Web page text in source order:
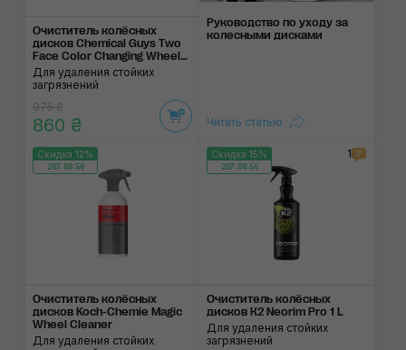
Очиститель колёсных
дисков Chemical Guys Two
Face Color Changing Wheel
Cleaner
Для удаления стойких
загрязнений
975 ₴
860 ₴
Руководство по уходу за
колесными дисками
Читать статью
Скидка 12%
207:08:56
Очиститель колёсных
дисков Koch-Chemie Magic
Wheel Cleaner
Для удаления стойких
Скидка 15%
207:08:56
1
Очиститель колёсных
дисков К2 Neorim Pro 1 L
Для удаления стойких
загрязнений